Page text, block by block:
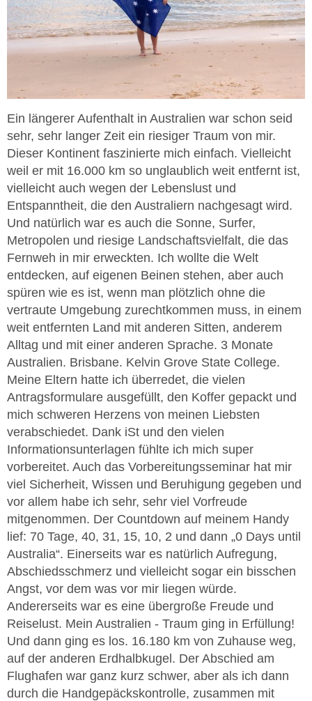
Ein längerer Aufenthalt in Australien war schon seid
sehr, sehr langer Zeit ein riesiger Traum von mir.
Dieser Kontinent faszinierte mich einfach. Vielleicht
weil er mit 16.000 km so unglaublich weit entfernt ist,
vielleicht auch wegen der Lebenslust und
Entspanntheit, die den Australiern nachgesagt wird.
Und natürlich war es auch die Sonne, Surfer,
Metropolen und riesige Landschaftsvielfalt, die das
Fernweh in mir erweckten. Ich wollte die Welt
entdecken, auf eigenen Beinen stehen, aber auch
spüren wie es ist, wenn man plötzlich ohne die
vertraute Umgebung zurechtkommen muss, in einem
weit entfernten Land mit anderen Sitten, anderem
Alltag und mit einer anderen Sprache. 3 Monate
Australien. Brisbane. Kelvin Grove State College.
Meine Eltern hatte ich überredet, die vielen
Antragsformulare ausgefüllt, den Koffer gepackt und
mich schweren Herzens von meinen Liebsten
verabschiedet. Dank iSt und den vielen
Informationsunterlagen fühlte ich mich super
vorbereitet. Auch das Vorbereitungsseminar hat mir
viel Sicherheit, Wissen und Beruhigung gegeben und
vor allem habe ich sehr, sehr viel Vorfreude
mitgenommen. Der Countdown auf meinem Handy
lief: 70 Tage, 40, 31, 15, 10, 2 und dann „0 Days until
Australia“. Einerseits war es natürlich Aufregung,
Abschiedsschmerz und vielleicht sogar ein bisschen
Angst, vor dem was vor mir liegen würde.
Andererseits war es eine übergroße Freude und
Reiselust. Mein Australien - Traum ging in Erfüllung!
Und dann ging es los. 16.180 km von Zuhause weg,
auf der anderen Erdhalbkugel. Der Abschied am
Flughafen war ganz kurz schwer, aber als ich dann
durch die Handgepäckskontrolle, zusammen mit